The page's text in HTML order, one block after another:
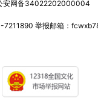
安网备34022202000004
举报邮箱：